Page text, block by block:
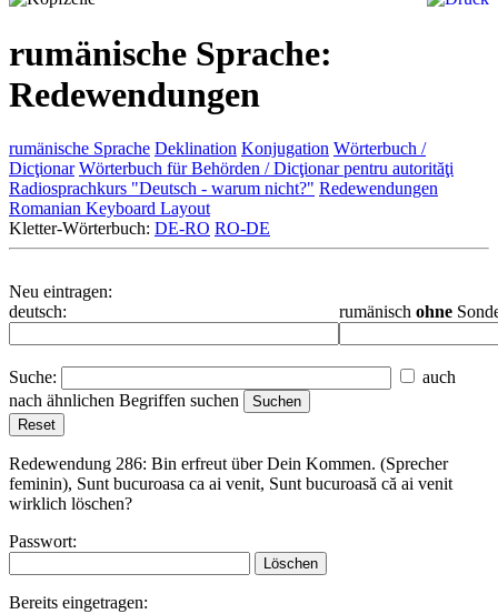
rumänische Sprache:
Redewendungen
rumänische Sprache Deklination Konjugation Wörterbuch /
Dicţionar Wörterbuch für Behörden / Dicţionar pentru autorităţi
Radiosprachkurs "Deutsch - warum nicht?" Redewendungen
Romanian Keyboard Layout
Kletter-Wörterbuch: DE-RO RO-DE
Neu eintragen:
deutsch:
rumänisch ohne
Suche:
auch
nach ähnlichen Begriffen suchen
Redewendung 286: Bin erfreut über Dein Kommen. (Sprecher
feminin), Sunt bucuroasa ca ai venit, Sunt bucuroasă că ai venit
wirklich löschen?
Passwort:
Bereits eingetragen: